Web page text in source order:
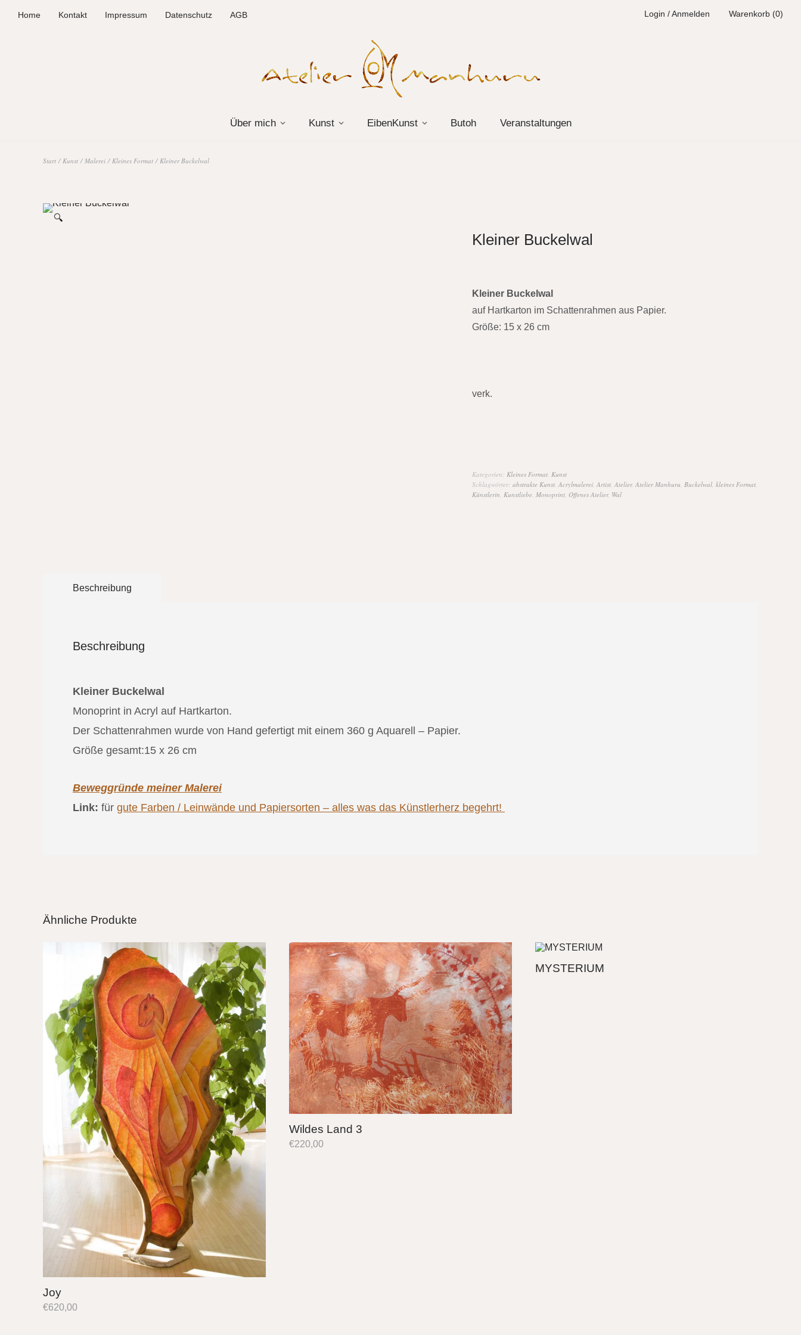
Home Kontakt Impressum Datenschutz AGB Login / Anmelden Warenkorb (0)
Über mich Kunst EibenKunst Butoh Veranstaltungen
Start / Kunst / Malerei / Kleines Format / Kleiner Buckelwal
🔍
Kleiner Buckelwal
Kleiner Buckelwal
auf Hartkarton im Schattenrahmen aus Papier.
Größe: 15 x 26 cm
verk.
Kategorien: Kleines Format, Kunst
Schlagwörter: abstrakte Kunst, Acrylmalerei, Artist, Atelier, Atelier Manhuru, Buckelwal, kleines Format,
Künstlerin, Kunstliebe, Monoprint, Offenes Atelier, Wal
Beschreibung
Beschreibung
Kleiner Buckelwal
Monoprint in Acryl auf Hartkarton.
Der Schattenrahmen wurde von Hand gefertigt mit einem 360 g Aquarell – Papier.
Größe gesamt:15 x 26 cm
Beweggründe meiner Malerei
Link: für gute Farben / Leinwände und Papiersorten – alles was das Künstlerherz begehrt!
Ähnliche Produkte
Joy
€620,00
Wildes Land 3
€220,00
MYSTERIUM